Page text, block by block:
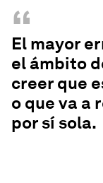
“
El mayor
el ámbito
creer que
o que va a
por sí sola.